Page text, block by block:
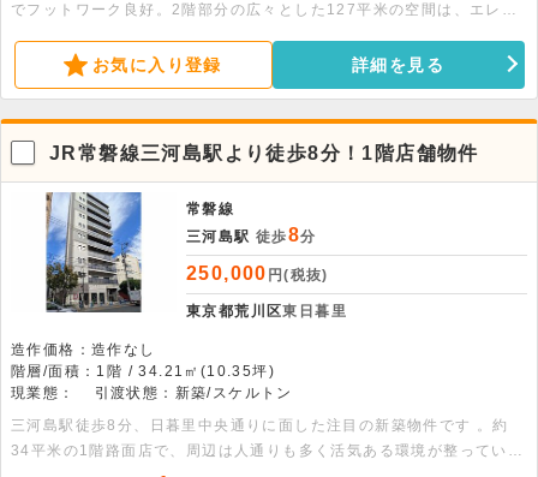
でフットワーク良好。2階部分の広々とした127平米の空間は、エレベ
お気に入り登録 詳細を見る
JR常磐線三河島駅より徒歩8分！1階店舗物件
常磐線
三河島駅 徒歩8分
250,000 円(税抜)
東京都荒川区東日暮里
造作価格：造作なし
階層/面積：1階 / 34.21㎡(10.35坪)
現業態：
引渡状態：新築/スケルトン
三河島駅徒歩8分、日暮里中央通りに面した注目の新築物件です 。約
34平米の1階路面店で、周辺は人通りも多く活気ある環境が整っていま